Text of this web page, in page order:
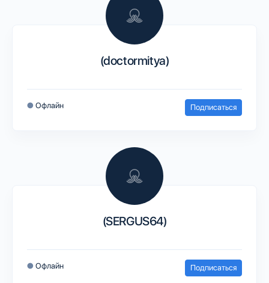
(doctormitya)
● Офлайн Подписаться
(SERGUS64)
● Офлайн Подписаться